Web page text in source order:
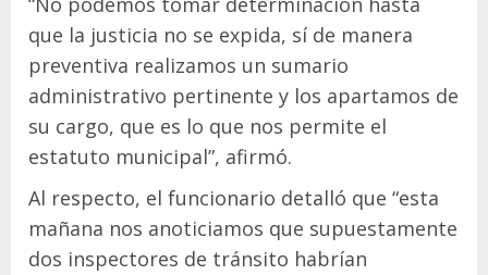
que la justicia no se expida, sí de manera
preventiva realizamos un sumario
administrativo pertinente y los apartamos de
su cargo, que es lo que nos permite el
estatuto municipal”, afirmó.
Al respecto, el funcionario detalló que “esta
mañana nos anoticiamos que supuestamente
dos inspectores de tránsito habrían